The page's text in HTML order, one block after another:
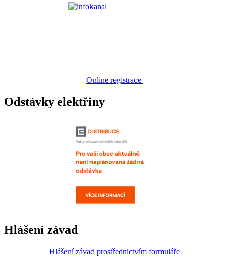
Online registrace
Odstávky elektřiny
Hlášení závad
Hlášení závad prostřednictvím formuláře